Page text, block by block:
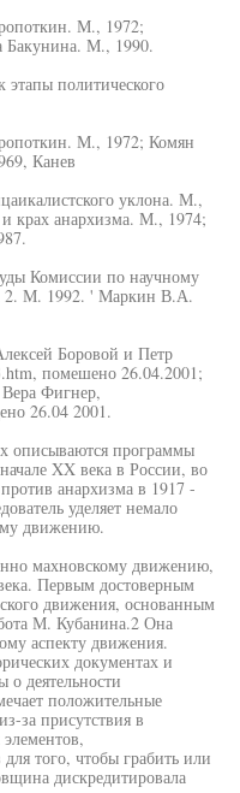
М., 1972;
Бакунина. М., 1990.
политического
М., 1972; Комян
Канев
уклона. М.,
крах анархизма. М., 1974;
Комиссии по научному
2. М. 1992. ' Маркин В.А.
Боровой и Петр
помешено 26.04.2001;
Фигнер,
26.04 2001.
описываются программы
XX века в России, во
анархизма в 1917 -
уделяет немало
движению.
махновскому движению,
Первым достоверным
движения, основанным
М. Кубанина.2 Она
аспекту движения.
документах и
о деятельности
положительные
за присутствия в
того, чтобы грабить или
дискредитировала